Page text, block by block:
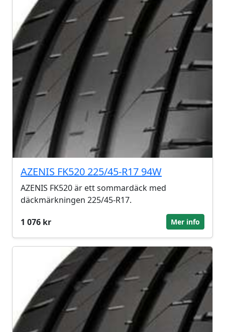
AZENIS FK520 225/45-R17 94W
AZENIS FK520 är ett sommardäck med
däckmärkningen 225/45-R17.
1 076 kr
Mer info